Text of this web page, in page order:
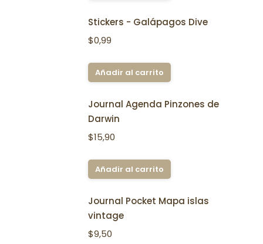
Stickers - Galápagos Dive
$0,99
Añadir al carrito
Journal Agenda Pinzones de
Darwin
$15,90
Añadir al carrito
Journal Pocket Mapa islas
vintage
$9,50